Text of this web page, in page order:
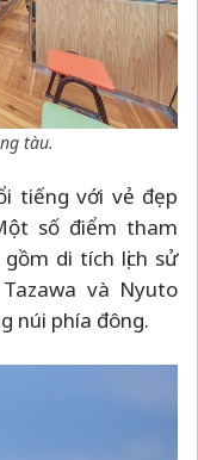
tàu.
tiếng với vẻ đẹp
số điểm tham
di tích lịch sử
và Nyuto
núi phía đông.